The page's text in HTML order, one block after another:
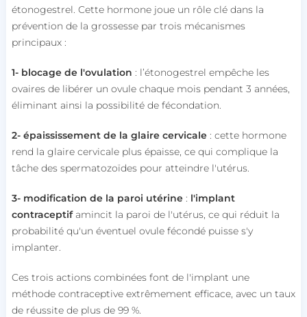
étonogestrel. Cette hormone joue un rôle clé dans la
prévention de la grossesse par trois mécanismes
principaux :
1- blocage de l'ovulation : l’étonogestrel empêche les
ovaires de libérer un ovule chaque mois pendant 3 années,
éliminant ainsi la possibilité de fécondation.
2- épaississement de la glaire cervicale: cette hormone
rend la glaire cervicale plus épaisse, ce qui complique la
tâche des spermatozoïdes pour atteindre l'utérus.
3- modification de la paroi utérine: l'implant
contraceptifamincit la paroi de l'utérus, ce qui réduit la
probabilité qu'un éventuel ovule fécondé puisse s'y
implanter.
Ces trois actions combinées font de l'implant une
méthode contraceptive extrêmement efficace, avec un taux
de réussite de plus de 99 %.